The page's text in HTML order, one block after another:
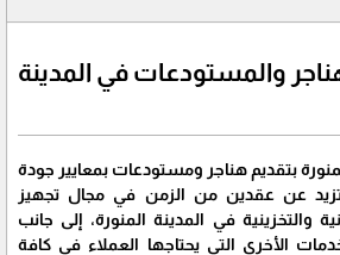
والمستودعات في المدينة
بتقديم هناجر ومستودعات بمعايير جودة
تزيد عن عقدين من الزمن في مجال تجهيز
والتخزينية في المدينة المنورة، إلى جانب
الأخرى التي يحتاجها العملاء في كافة